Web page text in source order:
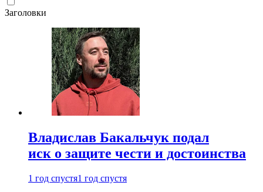
Заголовки
Владислав Бакальчук подал
иск о защите чести и достоинства
1 год спустя1 год спустя